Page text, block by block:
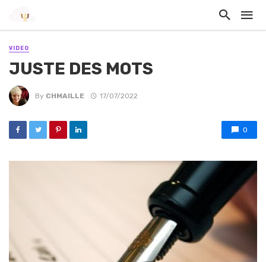
VIDEO
JUSTE DES MOTS
By CHMAILLE 17/07/2022
0